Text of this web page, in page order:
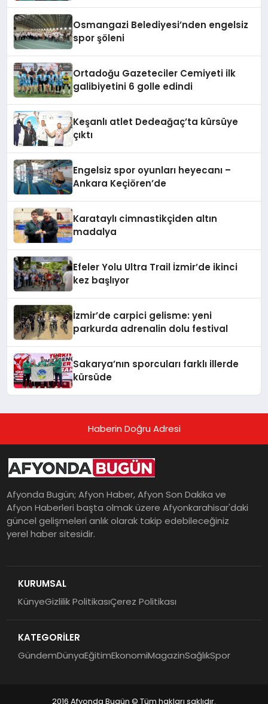
Osmangazi Belediyesi’nden engelsiz
spor şöleni
Ortadoğu Gazeteciler Cemiyeti ilk
galibiyetini 6 golle edindi
Keşanlı atlet Dedeağaç’ta kürsüye
çıktı
Engelsiz spor oyunları heyecanı –
Ankara Keçiören’de
Karataylı cimnastikçiden altın
madalya
Efeler Yolu Ultra Trail İzmir’de ikinci
kez başlıyor
İzmir’de carpici gelisme: yeni
parkurda adrenalin dolu festival
Sakarya’nın sporcuları farklı illerde
kürsüde
Haberin Doğru Adresi
Afyonda Bugün; Afyon Haber, Afyon Son Dakika ve
Afyon Haberleri başta olmak üzere Afyonkarahisar'daki
güncel gelişmeleri anlık olarak takip edebileceğiniz
yerel haber sitesidir.
KURUMSAL
KünyeGizlilik PolitikasıÇerez Politikası
KATEGORİLER
GündemDünyaEğitimEkonomiMagazinSağlıkSpor
2016 Afyonda Bugün © Tüm hakları saklıdır.